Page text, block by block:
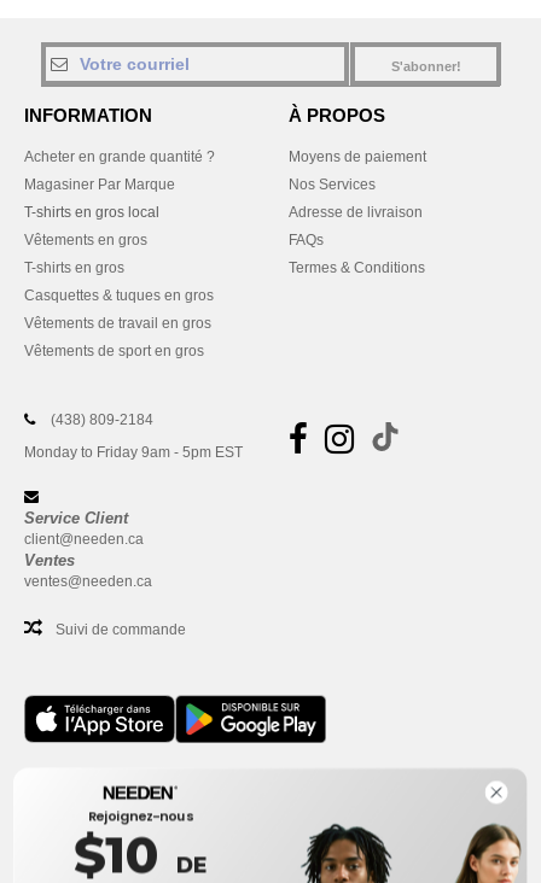
S'abonner!
INFORMATION
Acheter en grande quantité ?
Magasiner Par Marque
T-shirts en gros local
Vêtements en gros
T-shirts en gros
Casquettes & tuques en gros
Vêtements de travail en gros
Vêtements de sport en gros
À PROPOS
Moyens de paiement
Nos Services
Adresse de livraison
FAQs
Termes & Conditions
(438) 809-2184
Monday to Friday 9am - 5pm EST
Service Client
client@needen.ca
Ventes
ventes@needen.ca
Suivi de commande
Bureau
One Dundas Street West Suite 2500
Toronto, Ontario, M5G 1Z3
Ceci n'est PAS l'adresse de retour. Pour les retours, voir ici
Rejoignez-nous
$10 DE